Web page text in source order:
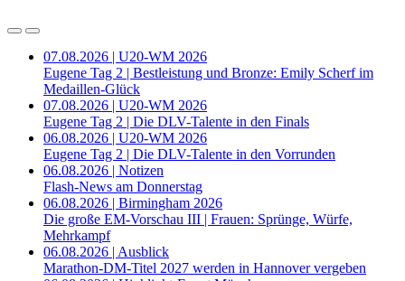
07.08.2026 | U20-WM 2026
Eugene Tag 2 | Bestleistung und Bronze: Emily Scherf im
Medaillen-Glück
07.08.2026 | U20-WM 2026
Eugene Tag 2 | Die DLV-Talente in den Finals
06.08.2026 | U20-WM 2026
Eugene Tag 2 | Die DLV-Talente in den Vorrunden
06.08.2026 | Notizen
Flash-News am Donnerstag
06.08.2026 | Birmingham 2026
Die große EM-Vorschau III | Frauen: Sprünge, Würfe,
Mehrkampf
06.08.2026 | Ausblick
Marathon-DM-Titel 2027 werden in Hannover vergeben